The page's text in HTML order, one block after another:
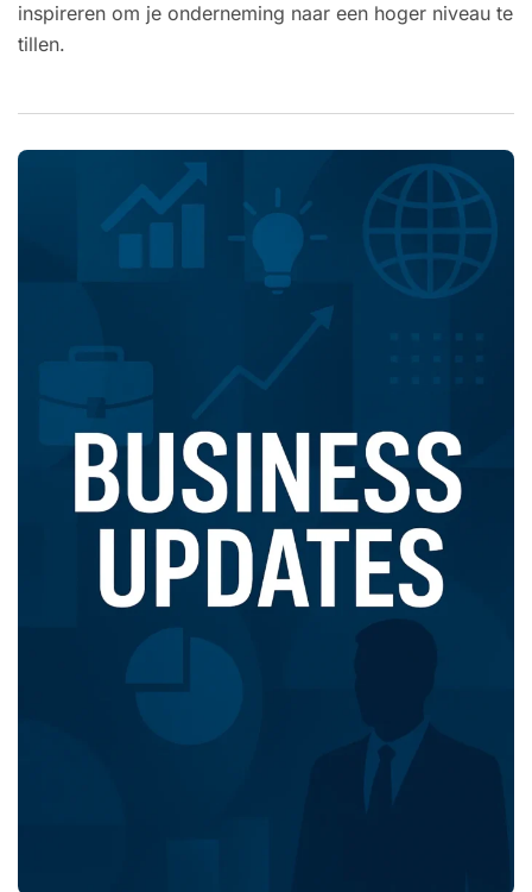
inspireren om je onderneming naar een hoger niveau te
tillen.